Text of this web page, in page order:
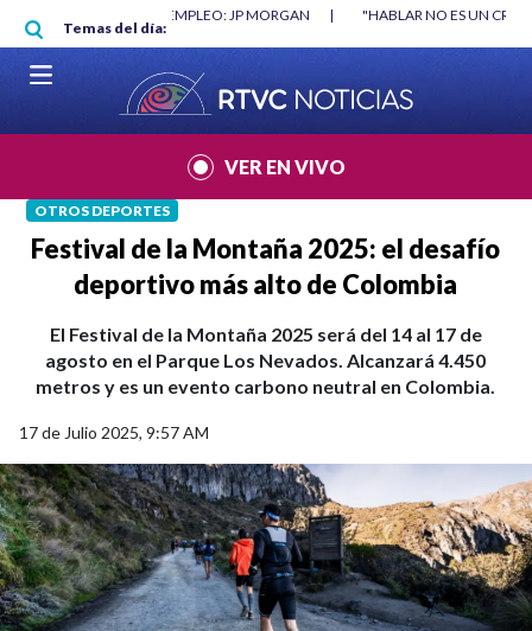
Pasar al contenido principal
Temas del día:
"HABLAR NO ES UN CRIMEN": CARTA DE BETO CORAL |
VER EN VIVO
OTROS DEPORTES
Festival de la Montaña 2025: el desafío
deportivo más alto de Colombia
El Festival de la Montaña 2025 será del 14 al 17 de
agosto en el Parque Los Nevados. Alcanzará 4.450
metros y es un evento carbono neutral en Colombia.
17 de Julio 2025, 9:57 AM